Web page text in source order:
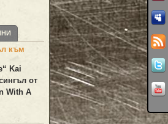
към
“ Kai
от
With A